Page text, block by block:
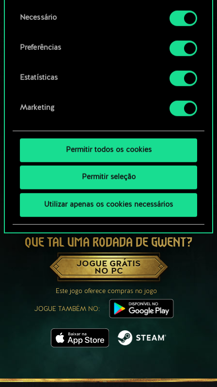
Você encontrará todos os detalhes sobre o uso
de cookies e poderá ajustar as suas preferências
no menu "Configurações" abaixo.
deNecessário
Preferências
Estatísticas
Marketing
Permitir todos os cookies
Permitir seleção
Utilizar apenas os cookies necessários
comunidade
QUE TAL UMA RODADA DE GWENT?
JOGUE GRÁTIS
NO PC
Este jogo oferece compras no jogo
JOGUE TAMBÉM NO: